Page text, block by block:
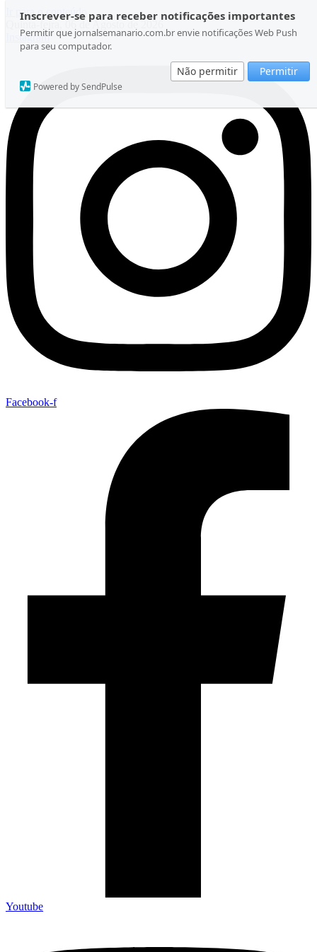
Inscrever-se para receber notificações importantes
Permitir que jornalsemanario.com.br envie notificações Web Push
para seu computador.
Não permitir Permitir
Powered by SendPulse
Ir para o conteúdo
Quinta-feira, 06 de Agosto de 2026
Instagram
Facebook-f
Youtube